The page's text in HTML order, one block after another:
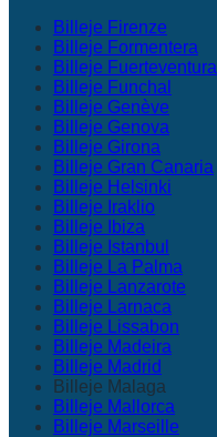
Billeje Firenze
Billeje Formentera
Billeje Fuerteventura
Billeje Funchal
Billeje Genève
Billeje Genova
Billeje Girona
Billeje Gran Canaria
Billeje Helsinki
Billeje Iraklio
Billeje Ibiza
Billeje Istanbul
Billeje La Palma
Billeje Lanzarote
Billeje Larnaca
Billeje Lissabon
Billeje Madeira
Billeje Madrid
Billeje Malaga
Billeje Mallorca
Billeje Marseille